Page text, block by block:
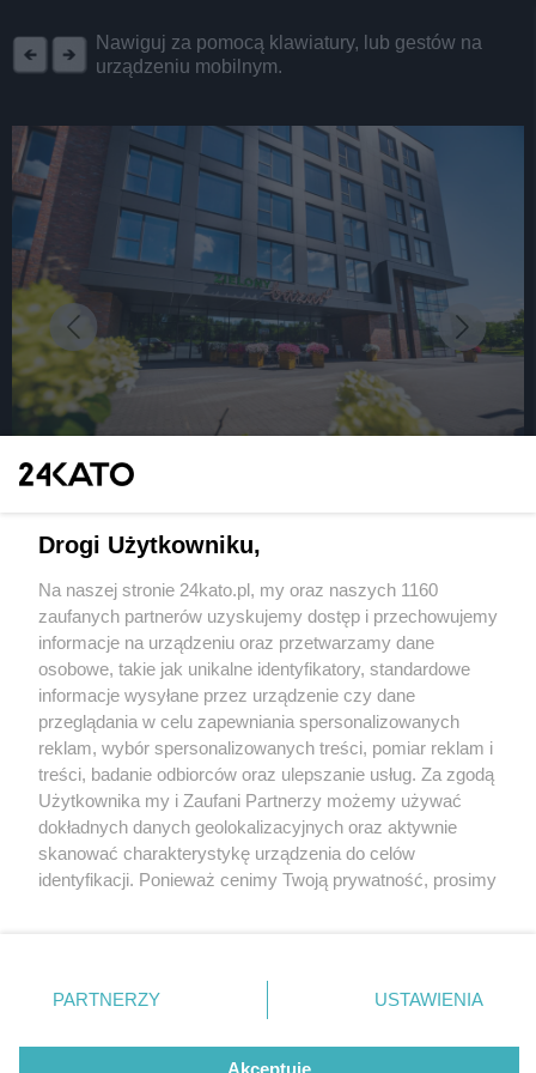
Nawiguj za pomocą klawiatury, lub gestów na
urządzeniu mobilnym.
warzywa nie muszą być drogie
1 / 13
Zielony Bazar w Katowicach
Wydawca mediów lokalnych
Nie zapomnij
zapoznać się z:
polityką prywatności regulamin korzystania z portali
Twojemiasto
Piekary Śląskie
Chorzów
Tarnowskie Góry
Gliwice
Skontakuj sięz nami
Kontakt
Wydawca
Redakcja
Drogi Użytkowniku,
Na naszej stronie 24kato.pl, my oraz naszych 1160
zaufanych partnerów uzyskujemy dostęp i przechowujemy
informacje na urządzeniu oraz przetwarzamy dane
osobowe, takie jak unikalne identyfikatory, standardowe
informacje wysyłane przez urządzenie czy dane
przeglądania w celu zapewniania spersonalizowanych
reklam, wybór spersonalizowanych treści, pomiar reklam i
treści, badanie odbiorców oraz ulepszanie usług. Za zgodą
Użytkownika my i Zaufani Partnerzy możemy używać
dokładnych danych geolokalizacyjnych oraz aktywnie
skanować charakterystykę urządzenia do celów
identyfikacji. Ponieważ cenimy Twoją prywatność, prosimy
prywatności znajdujący się w lewym dolnym rogu strony
. Niektóre rodzaje przetwarzania danych nie wymagają
zgody użytkownika, ale masz prawo sprzeciwić się
takiemu przetwarzaniu. Preferencje będą miały
PARTNERZY USTAWIENIA
Akceptuję